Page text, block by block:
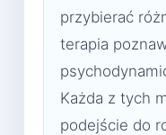
przybierać
terapia
Każda z tych
podejście do